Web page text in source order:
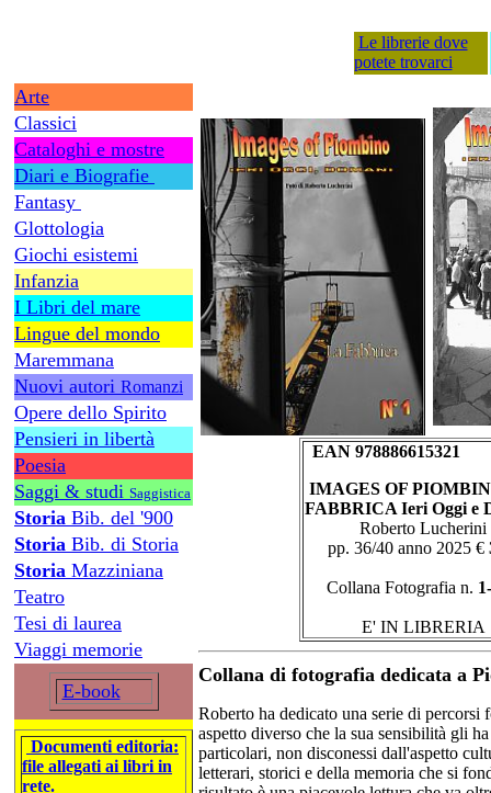
Arte
Classici
Cataloghi e mostre
Diari e Biografie
Fantasy
Glottologia
Giochi esistemi
Infanzia
I Libri del mare
Lingue del mondo
Maremmana
Nuovi autori Romanzi
Opere dello Spirito
Pensieri in libertà
Poesia
Saggi & studi Saggistica
Storia Bib. del '900
Storia Bib. di Storia
Storia Mazziniana
Teatro
Tesi di laurea
Viaggi memorie
E-book
Documenti editoria:
file allegati ai libri in
rete.
Le librerie dove
potete trovarci
EAN 978886615321
IMAGES OF
FABBRICA Ieri Oggi e
Roberto Lucherini
pp. 36/40 anno 2025 €
Collana Fotografia n.
E' IN LIBRERIA
Collana di fotografia dedicata a
Roberto ha dedicato una serie di
aspetto diverso che la sua sensibilità gli
particolari, non disconessi dall'aspetto
letterari, storici e della memoria che si